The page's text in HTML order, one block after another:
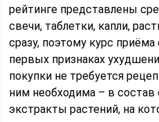
рейтинге представлены
свечи, таблетки, капли,
сразу, поэтому курс
первых признаках
покупки не требуется
ним необходима – в состав
экстракты растений, на